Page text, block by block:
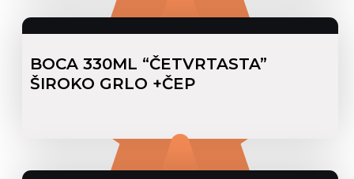
BOCA 330ML “ČETVRTASTA”
ŠIROKO GRLO +ČEP